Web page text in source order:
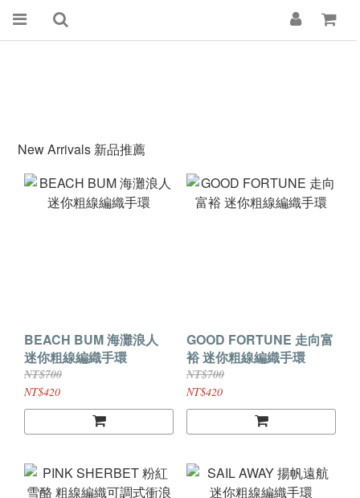
New Arrivals 新品推薦
BEACH BUM 海灘浪人
迷你粗線編織手環
NT$700
NT$420
GOOD FORTUNE 走向富
裕 迷你粗線編織手環
NT$700
NT$420